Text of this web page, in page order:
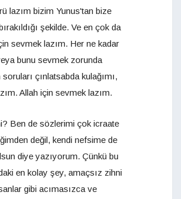
lazım bizim Yunus'tan bize
şekilde. Ve en çok da
sevmek lazım. Her ne kadar
bunu sevmek zorunda
soruları çınlatsabda kulağımı,
Allah için sevmek lazım.
Ben de sözlerimi çok icraate
değil, kendi nefsime de
diye yazıyorum. Çünkü bu
en kolay şey, amaçsız zihni
gibi acımasızca ve